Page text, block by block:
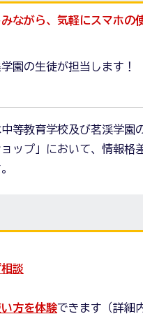
ながら、気軽にスマホの
園の生徒が担当します！
等教育学校及び茗渓学園
ップ」において、情報格
談
方を体験できます（詳細